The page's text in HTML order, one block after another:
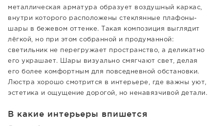
металлическая арматура образует воздушный каркас,
внутри которого расположены стеклянные плафоны-
шары в бежевом оттенке. Такая композиция выглядит
лёгкой, но при этом собранной и продуманной:
светильник не перегружает пространство, а деликатно
его украшает. Шары визуально смягчают свет, делая
его более комфортным для повседневной обстановки.
Люстра хорошо смотрится в интерьере, где важны уют,
эстетика и ощущение дорогой, но ненавязчивой детали.
В какие интерьеры впишется